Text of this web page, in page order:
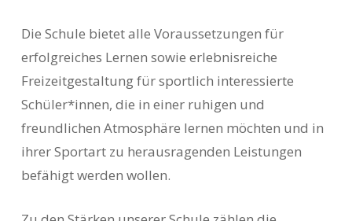
Die Schule bietet alle Voraussetzungen für
erfolgreiches Lernen sowie erlebnisreiche
Freizeitgestaltung für sportlich interessierte
Schüler*innen, die in einer ruhigen und
freundlichen Atmosphäre lernen möchten und in
ihrer Sportart zu herausragenden Leistungen
befähigt werden wollen.